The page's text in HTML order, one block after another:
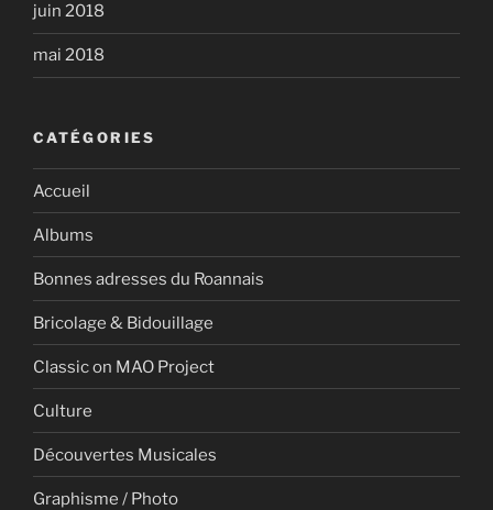
juin 2018
mai 2018
CATÉGORIES
Accueil
Albums
Bonnes adresses du Roannais
Bricolage & Bidouillage
Classic on MAO Project
Culture
Découvertes Musicales
Graphisme / Photo